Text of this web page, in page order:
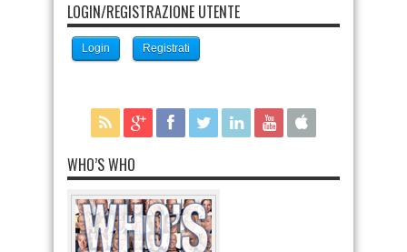
LOGIN/REGISTRAZIONE UTENTE
Login Registrati
WHO’S WHO